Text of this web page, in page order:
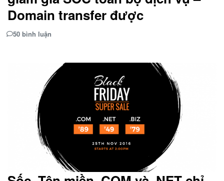
Domain transfer được
50 bình luận